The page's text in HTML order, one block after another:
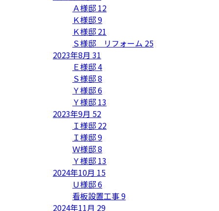
Ａ様邸 12
Ｋ様邸9
Ｋ様邸 21
Ｓ様邸 リフォーム 25
2023年8月 31
Ｅ様邸4
Ｓ様邸8
Ｙ様邸6
Ｙ様邸 13
2023年9月 52
Ｉ様邸 22
Ｉ様邸9
Ｗ様邸8
Ｙ様邸 13
2024年10月 15
Ｕ様邸6
看板設置工事9
2024年11月 29